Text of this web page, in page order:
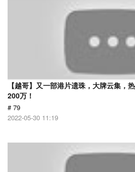
【越哥】又一部港片遗珠，大牌云集，
200万！
# 79
2022-05-30 11:19